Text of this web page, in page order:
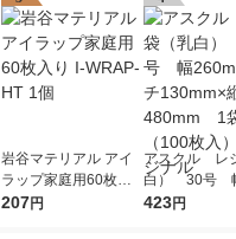
岩谷マテリアル アイ
ラップ家庭用60枚入
り I-WRAP-HT 1個
207円
アスクル レ
白） 30号
m×マチ
423円